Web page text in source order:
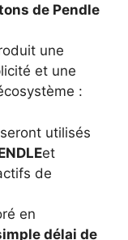
de Pendle
une
et une
:
utilisés
et
de
en
délai de